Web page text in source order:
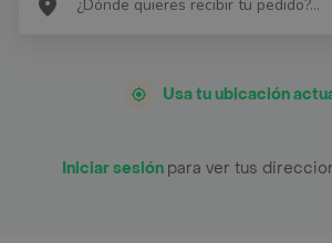
Usa tu ubicación
Iniciar sesión para ver tus